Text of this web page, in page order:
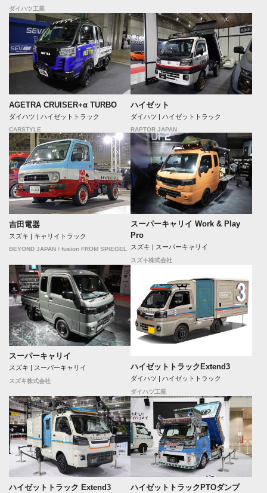
ダイハツ工業
AGETRA CRUISER+α TURBO
ダイハツ | ハイゼットトラック
CARSTYLE
ハイゼット
ダイハツ | ハイゼットトラック
RAPTOR JAPAN
吉田電器
スズキ | キャリイトラック
BEYOND JAPAN / fusion FROM SPIEGEL
スーパーキャリイ Work & Play
Pro
スズキ | スーパーキャリイ
スズキ株式会社
スーパーキャリイ
スズキ | スーパーキャリイ
スズキ株式会社
ハイゼットトラックExtend3
ダイハツ | ハイゼットトラック
ダイハツ工業
ハイゼットトラック Extend3
ハイゼットトラックPTOダンプ